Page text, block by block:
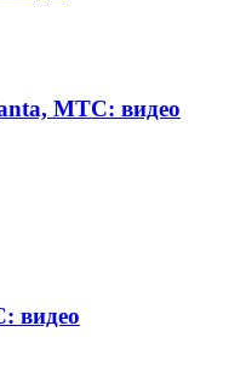
МТС: видео
видео